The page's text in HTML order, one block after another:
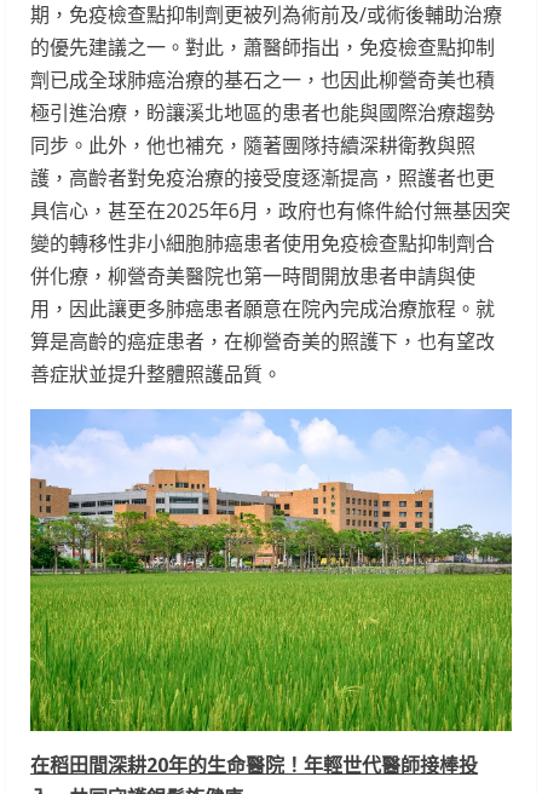
期，免疫檢查點抑制劑更被列為術前及/或術後輔助治療
的優先建議之一。對此，蕭醫師指出，免疫檢查點抑制
劑已成全球肺癌治療的基石之一，也因此柳營奇美也積
極引進治療，盼讓溪北地區的患者也能與國際治療趨勢
同步。此外，他也補充，隨著團隊持續深耕衛教與照
護，高齡者對免疫治療的接受度逐漸提高，照護者也更
具信心，甚至在2025年6月，政府也有條件給付無基因突
變的轉移性非小細胞肺癌患者使用免疫檢查點抑制劑合
併化療，柳營奇美醫院也第一時間開放患者申請與使
用，因此讓更多肺癌患者願意在院內完成治療旅程。就
算是高齡的癌症患者，在柳營奇美的照護下，也有望改
善症狀並提升整體照護品質。
在稻田間深耕20年的生命醫院！年輕世代醫師接棒投